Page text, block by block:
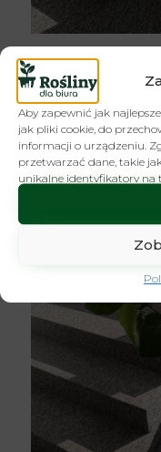
Aby zapewnić jak
jak pliki cookie, do
informacji o urządzeniu.
przetwarzać dane, takie
unikalne identyfikatory na
wycofanie zgody może